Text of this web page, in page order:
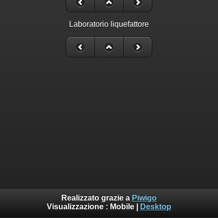
Laboratorio liquefattore
Realizzato grazie a Piwigo
Visualizzazione : Mobile Desktop